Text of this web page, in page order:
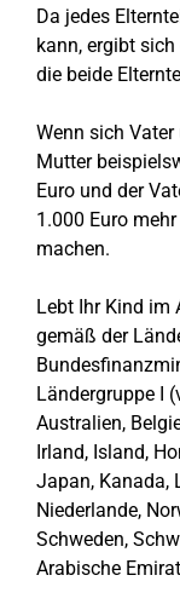
Da jedes
kann, ergibt
die beide
Wenn sich
Mutter
Euro und der
1.000 Euro
machen.
Lebt Ihr Kind im
gemäß der
Ländergruppe I
Australien,
Irland, Island,
Japan, Kanada,
Niederlande,
Schweden,
Arabische